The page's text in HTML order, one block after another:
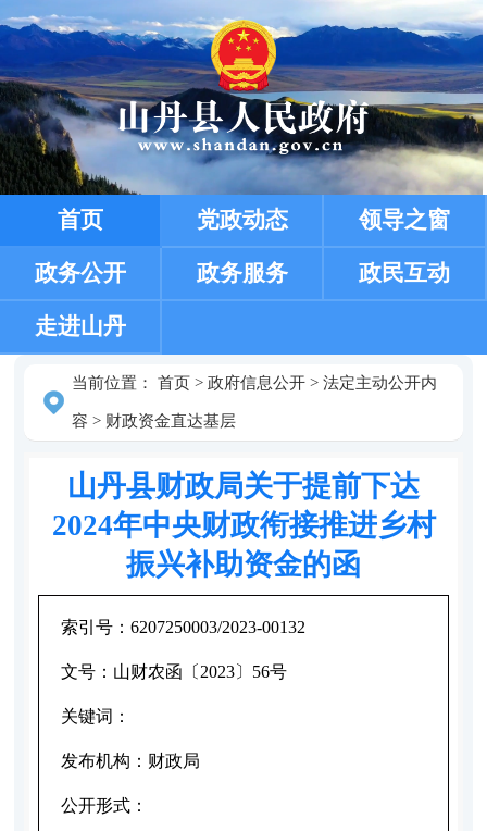
首页 党政动态 领导之窗
政务公开 政务服务 政民互动
走进山丹
当前位置： 首页> 政府信息公开> 法定主动公开内
容 > 财政资金直达基层
山丹县财政局关于提前下达
2024年中央财政衔接推进乡村
振兴补助资金的函
索引号： 6207250003/2023-00132
文号： 山财农函〔2023〕56号
关键词：
发布机构： 财政局
公开形式：